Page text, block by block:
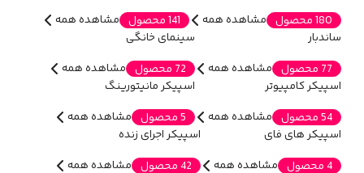
180 محصول
مشاهده همه
141 محصول
مشاهده همه
ساندبار
77 محصول
مشاهده همه
سینمای خانگی
72 محصول
مشاهده همه
اسپیکر کامپیوتر
54 محصول
مشاهده همه
اسپیکر مانیتورینگ
5 محصول
مشاهده همه
اسپیکر های فای
4 محصول
مشاهده همه
اسپیکر اجرای زنده
42 محصول
مشاهده همه